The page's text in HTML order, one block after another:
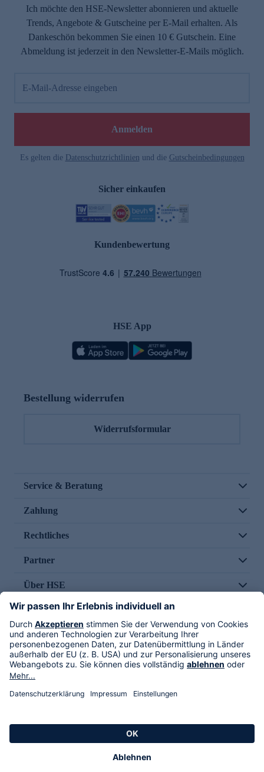
Ich möchte den HSE-Newsletter abonnieren und aktuelle
Trends, Angebote & Gutscheine per E-Mail erhalten. Als
Dankeschön bekommen Sie einen 10 € Gutschein. Eine
Abmeldung ist jederzeit in den Newsletter-E-Mails möglich.
E-Mail-Adresse eingeben
Anmelden
Es gelten die Datenschutzrichtlinien und die Gutscheinbedingungen
Sicher einkaufen
Kundenbewertung
HSE App
Bestellung widerrufen
Widerrufsformular
Service & Beratung
Zahlung
Rechtliches
Partner
Über HSE
Im TV
HSE International